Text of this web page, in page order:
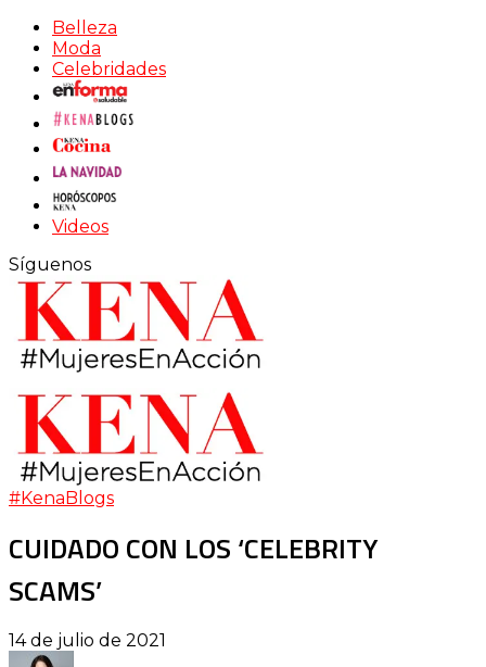
Belleza
Moda
Celebridades
Videos
Síguenos
#KenaBlogs
CUIDADO CON LOS ‘CELEBRITY
SCAMS’
14 de julio de 2021